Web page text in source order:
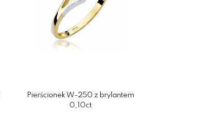
Pierścionek W-250 z brylantem
0,10ct